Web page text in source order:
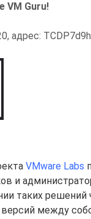
VM Guru!
адрес:
VMware Labs
и
таких решений
версий между